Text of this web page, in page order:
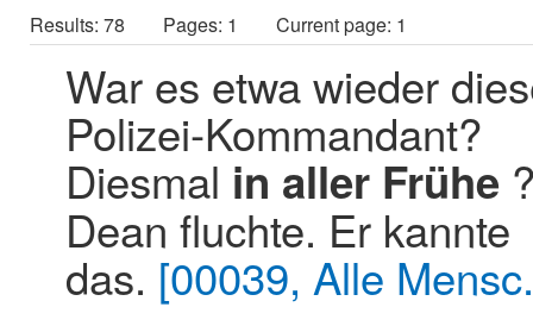
Results: 78 Pages: 1 Current page: 1
War es etwa wieder
Polizei-Kommandant?
Diesmal in aller Frühe
Dean fluchte. Er kannte
das. [00039, Alle